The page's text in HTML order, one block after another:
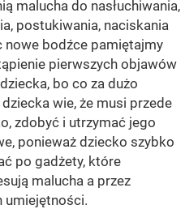
malucha do nasłuchiwania,
postukiwania, naciskania
nowe bodźce pamiętajmy
pierwszych objawów
bo co za dużo
wie, że musi przede
zdobyć i utrzymać jego
ponieważ dziecko szybko
po gadżety, które
malucha a przez
umiejętności.